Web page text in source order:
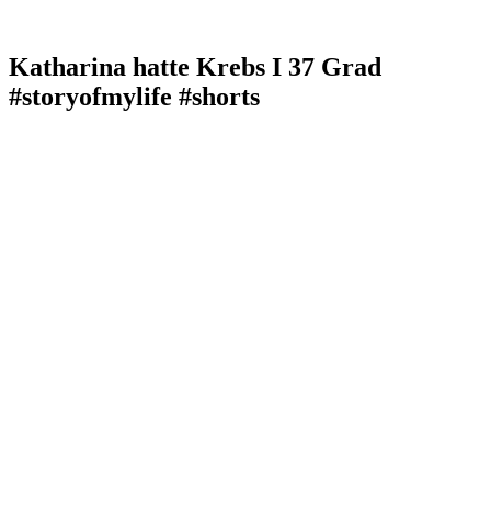
Katharina hatte Krebs I 37 Grad
#storyofmylife #shorts